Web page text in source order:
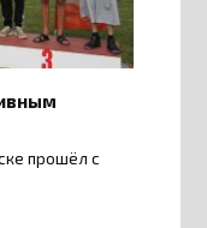
прошёл с